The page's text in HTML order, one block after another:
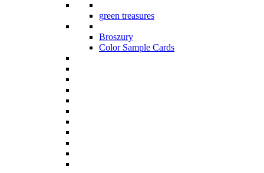
green treasures
Broszury
Color Sample Cards